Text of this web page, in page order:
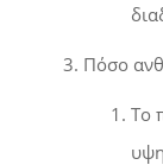
Πόσο
Το